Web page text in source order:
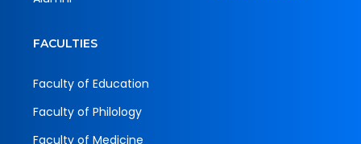
FACULTIES
Faculty of Education
Faculty of Philology
Faculty of Medicine